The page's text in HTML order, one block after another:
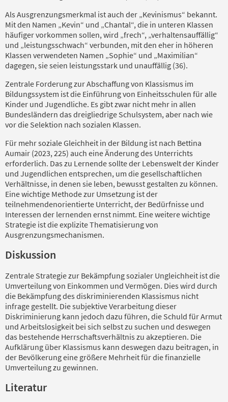
Als Ausgrenzungsmerkmal ist auch der „Kevinismus“ bekannt.
Mit den Namen „Kevin“ und „Chantal“, die in unteren Klassen
häufiger vorkommen sollen, wird „frech“, „verhaltensauffällig“
und „leistungsschwach“ verbunden, mit den eher in höheren
Klassen verwendeten Namen „Sophie“ und „Maximilian“
dagegen, sie seien leistungsstark und unauffällig (36).
Zentrale Forderung zur Abschaffung von Klassismus im
Bildungssystem ist die Einführung von Einheitsschulen für alle
Kinder und Jugendliche. Es gibt zwar nicht mehr in allen
Bundesländern das dreigliedrige Schulsystem, aber nach wie
vor die Selektion nach sozialen Klassen.
Für mehr soziale Gleichheit in der Bildung ist nach Bettina
Aumair (2023, 225) auch eine Änderung des Unterrichts
erforderlich. Das zu Lernende sollte der Lebenswelt der Kinder
und Jugendlichen entsprechen, um die gesellschaftlichen
Verhältnisse, in denen sie leben, bewusst gestalten zu können.
Eine wichtige Methode zur Umsetzung ist der
teilnehmendenorientierte Unterricht, der Bedürfnisse und
Interessen der lernenden ernst nimmt. Eine weitere wichtige
Strategie ist die explizite Thematisierung von
Ausgrenzungsmechanismen.
Diskussion
Zentrale Strategie zur Bekämpfung sozialer Ungleichheit ist die
Umverteilung von Einkommen und Vermögen. Dies wird durch
die Bekämpfung des diskriminierenden Klassismus nicht
infrage gestellt. Die subjektive Verarbeitung dieser
Diskriminierung kann jedoch dazu führen, die Schuld für Armut
und Arbeitslosigkeit bei sich selbst zu suchen und deswegen
das bestehende Herrschaftsverhältnis zu akzeptieren. Die
Aufklärung über Klassismus kann deswegen dazu beitragen, in
der Bevölkerung eine größere Mehrheit für die finanzielle
Umverteilung zu gewinnen.
Literatur